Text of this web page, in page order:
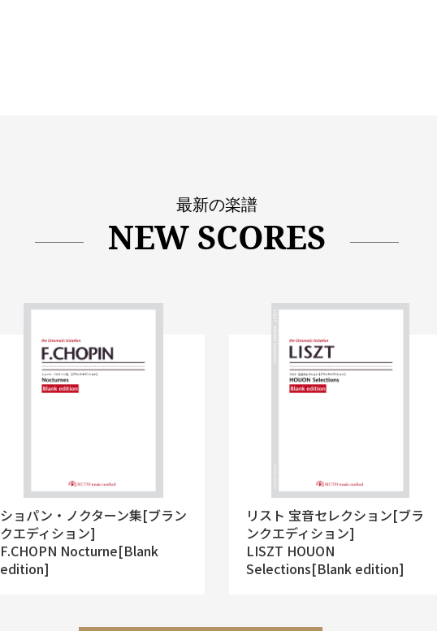
最新の楽譜
NEW SCORES
ショパン・ノクターン集[ブラン
クエディション]
F.CHOPN Nocturne[Blank
edition]
リスト 宝音セレクション[ブラ
ンクエディション]
LISZT HOUON
Selections[Blank edition]